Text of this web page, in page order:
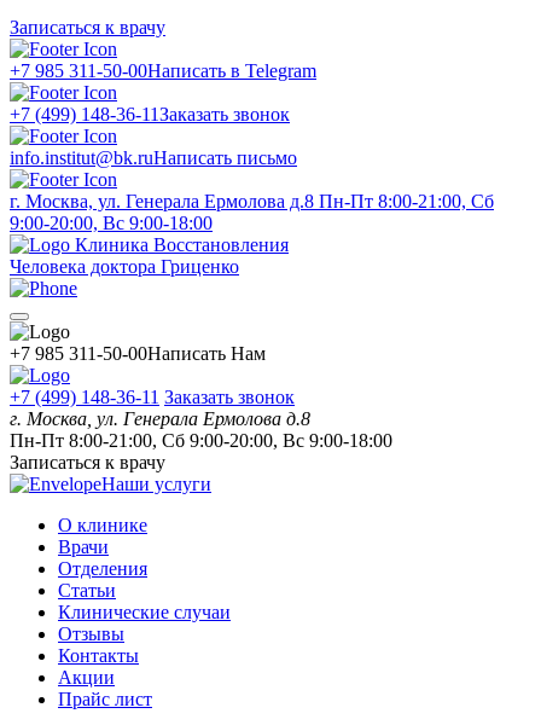
Записаться к врачу
+7 985 311-50-00Написать в Telegram
+7 (499) 148-36-11Заказать звонок
info.institut@bk.ruНаписать письмо
г. Москва, ул. Генерала Ермолова д.8 Пн-Пт 8:00-21:00, Сб
9:00-20:00, Вс 9:00-18:00
Клиника Восстановления
Человека доктора Гриценко
+7 985 311-50-00Написать Нам
+7 (499) 148-36-11 Заказать звонок
г. Москва, ул. Генерала Ермолова д.8
Пн-Пт 8:00-21:00, Сб 9:00-20:00, Вс 9:00-18:00
Записаться к врачу
Наши услуги
О клинике
Врачи
Отделения
Статьи
Клинические случаи
Отзывы
Контакты
Акции
Прайс лист